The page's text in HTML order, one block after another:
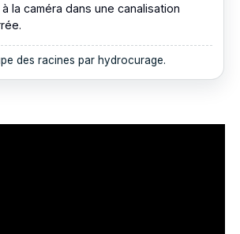
la caméra dans une canalisation
des racines par hydrocurage.